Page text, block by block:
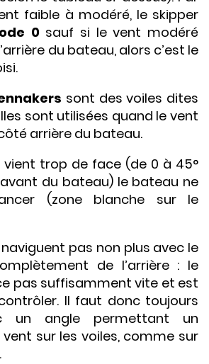
faible à modéré, le skipper
0sauf si le vent modéré
du bateau, alors c’est le
sont des voiles dites
sont utilisées quand le vent
arrière du bateau.
vient trop de face (de 0 à 45°
du bateau) le bateau ne
(zone blanche sur le
pas non plus avec le
de l’arrière : le
pas suffisamment vite et est
Il faut donc toujours
un angle permettant un
sur les voiles, comme sur